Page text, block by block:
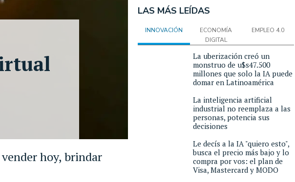
hoy, brindar
LAS MÁS LEÍDAS
INNOVACIÓN
ECONOMÍA
DIGITAL
EMPLEO 4.0
La uberización creó un
monstruo de u$s47.500
millones que solo la IA puede
domar en Latinoamérica
La inteligencia artificial
industrial no reemplaza a las
personas, potencia sus
decisiones
Le decís a la IA "quiero esto",
busca el precio más bajo y lo
compra por vos: el plan de
Visa, Mastercard y MODO